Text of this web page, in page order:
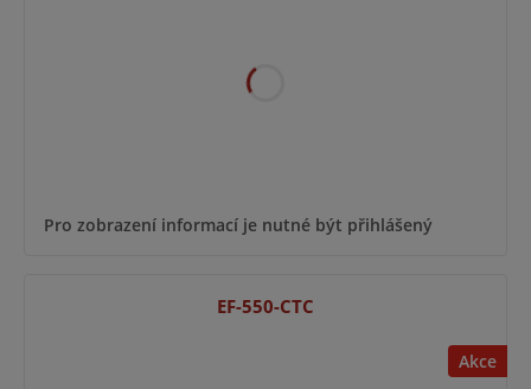
Pro zobrazení informací je nutné být přihlášený
Akce
EF-550-CTC